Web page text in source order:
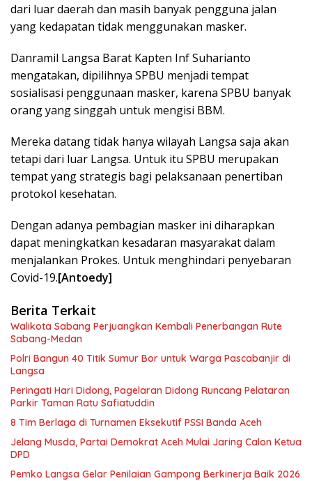
dari luar daerah dan masih banyak pengguna jalan
yang kedapatan tidak menggunakan masker.
Danramil Langsa Barat Kapten Inf Suharianto
mengatakan, dipilihnya SPBU menjadi tempat
sosialisasi penggunaan masker, karena SPBU banyak
orang yang singgah untuk mengisi BBM.
Mereka datang tidak hanya wilayah Langsa saja akan
tetapi dari luar Langsa. Untuk itu SPBU merupakan
tempat yang strategis bagi pelaksanaan penertiban
protokol kesehatan.
Dengan adanya pembagian masker ini diharapkan
dapat meningkatkan kesadaran masyarakat dalam
menjalankan Prokes. Untuk menghindari penyebaran
Covid-19.[Antoedy]
Berita Terkait
Walikota Sabang Perjuangkan Kembali Penerbangan Rute
Sabang-Medan
Polri Bangun 40 Titik Sumur Bor untuk Warga Pascabanjir di
Langsa
Peringati Hari Didong, Pagelaran Didong Runcang Pelataran
Parkir Taman Ratu Safiatuddin
8 Tim Berlaga di Turnamen Eksekutif PSSI Banda Aceh
Jelang Musda, Partai Demokrat Aceh Mulai Jaring Calon Ketua
DPD
Pemko Langsa Gelar Penilaian Gampong Berkinerja Baik 2026